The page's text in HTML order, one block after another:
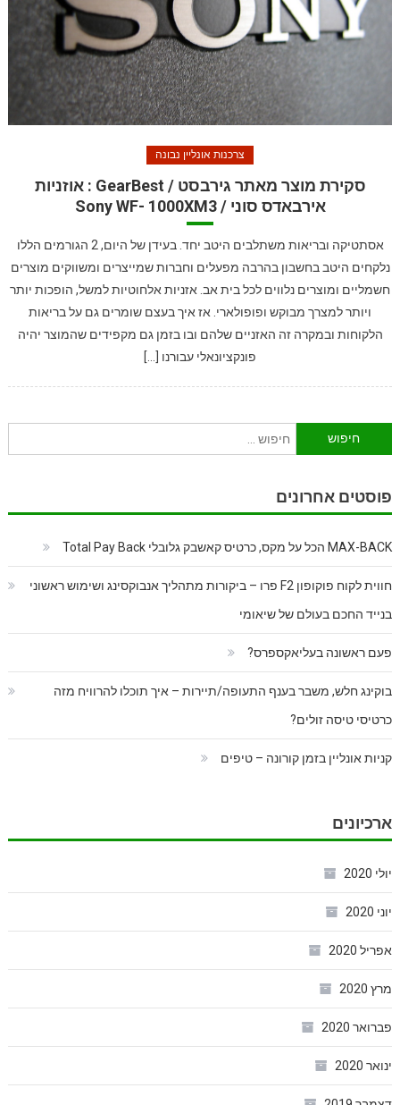
צרכנות אונליין נבונה
סקירת מוצר מאתר גירבסט / GearBest : אוזניות
אירבאדס סוני / Sony WF- 1000XM3
אסתטיקה ובריאות משתלבים היטב יחד. בעידן של היום, 2 הגורמים הללו
נלקחים היטב בחשבון בהרבה מפעלים וחברות שמייצרים ומשווקים מוצרים
חשמליים ומוצרים נלווים לכל בית אב. אזניות אלחוטיות למשל, הופכות יותר
ויותר למצרך מבוקש ופופולארי. אז איך בעצם שומרים גם על בריאות
הלקוחות ובמקרה זה האזניים שלהם ובו בזמן גם מקפידים שהמוצר יהיה
פונקציונאלי עבורנו […]
חיפוש:
פוסטים אחרונים
MAX-BACK הכל על מקס, כרטיס קאשבק גלובלי Total Pay Back
חווית לקוח פוקופון F2 פרו – ביקורות מתהליך אנבוקסינג ושימוש ראשוני
בנייד החכם בעולם של שיאומי
פעם ראשונה בעליאקספרס?
בוקינג חלש, משבר בענף התעופה/תיירות – איך תוכלו להרוויח מזה
כרטיסי טיסה זולים?
קניות אונליין בזמן קורונה – טיפים
ארכיונים
יולי 2020
יוני 2020
אפריל 2020
מרץ 2020
פברואר 2020
ינואר 2020